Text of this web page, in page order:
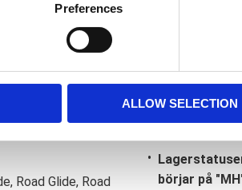
Preferences
ALLOW SELECTION
Road Glide, Road
börjar på